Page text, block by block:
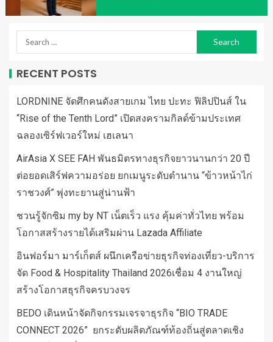
RECENT POSTS
LORDNINE จัดศึกคนดังสายเกม ไทย ปะทะ ฟิลิปปินส์ ใน
“Rise of the Tenth Lord” เปิดสงครามกิลด์ข้ามประเทศ
ฉลองเซิร์ฟเวอร์ใหม่ เฮเลนา
AirAsia X SEE FAH พันธมิตรทางธุรกิจยาวนานกว่า 20 ปี
ต่อยอดเสิร์ฟความอร่อย ยกเมนูระดับตำนาน “ข้าวหน้าไก่
ราชวงศ์” พุ่งทะยานสู่น่านฟ้า
ชวนรู้จักซิม my by NT เน็ตเร็ว แรง คุ้มค่าทั่วไทย พร้อม
โอกาสสร้างรายได้เสริมผ่าน Lazada Affiliate
อินฟอร์มา มาร์เก็ตส์ ผนึกเครือข่ายธุรกิจท่องเที่ยว-บริการ
จัด Food & Hospitality Thailand 2026เชื่อม 4 งานใหญ่
สร้างโอกาสธุรกิจครบวงจร
BEDO เดินหน้าจัดกิจกรรมเจรจาธุรกิจ “BIO TRADE
CONNECT 2026” ยกระดับผลิตภัณฑ์ท้องถิ่นสู่ตลาดเชิง